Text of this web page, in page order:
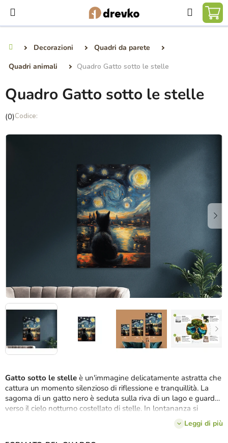
contenuto
Ricerca
Decorazioni
Quadri da parete
Quadri animali
Quadro Gatto sotto le stelle
Gatto sotto le stelle è un'immagine delicatamente astratta che
cattura un momento silenzioso di riflessione e tranquillità. La
sagoma di un gatto nero è seduta sulla riva di un lago e guarda
verso il cielo notturno costellato di stelle. In lontananza si
intravede il profilo di un villaggio addormentato, come
dimenticato nel tempo. I colori tenui, la superficie calmaLeggi di più
Quadro Gatto sotto le stelle
La
media
(0)